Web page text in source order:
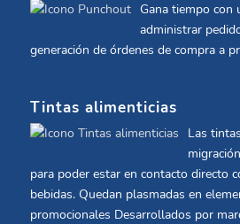
Gana tiempo con
administrar
generación de órdenes de compra a
Tintas alimenticias
Las
para poder estar en contacto directo
bebidas. Quedan plasmadas en
promocionales Desarrollados por